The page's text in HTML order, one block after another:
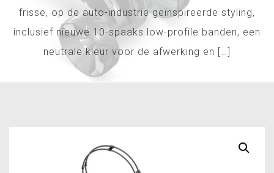
frisse, op de auto-industrie geïnspireerde styling,
inclusief nieuwe 10-spaaks low-profile banden, een
neutrale kleur voor de afwerking en […]